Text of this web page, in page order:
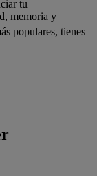
tu
memoria y
populares, tienes